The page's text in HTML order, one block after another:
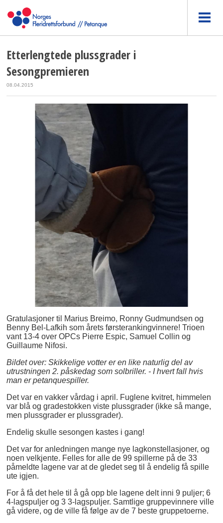
Etterlengtede plussgrader i
Sesongpremieren
08.04.2015
Gratulasjoner til Marius Breimo, Ronny Gudmundsen og
Benny Bel-Lafkih som årets førsterankingvinnere! Trioen
vant 13-4 over OPCs Pierre Espic, Samuel Collin og
Guillaume Nifosi.
Bildet over: Skikkelige votter er en like naturlig del av
utrustningen 2. påskedag som solbriller. - I hvert fall hvis
man er petanquespiller.
Det var en vakker vårdag i april. Fuglene kvitret, himmelen
var blå og gradestokken viste plussgrader (ikke så mange,
men plussgrader er plussgrader).
Endelig skulle sesongen kastes i gang!
Det var for anledningen mange nye lagkonstellasjoner, og
noen velkjente. Felles for alle de 99 spillerne på de 33
påmeldte lagene var at de gledet seg til å endelig få spille
ute igjen.
For å få det hele til å gå opp ble lagene delt inni 9 puljer; 6
4-lagspuljer og 3 3-lagspuljer. Samtlige gruppevinnere ville
gå videre, og de ville få følge av de 7 beste gruppetoerne.